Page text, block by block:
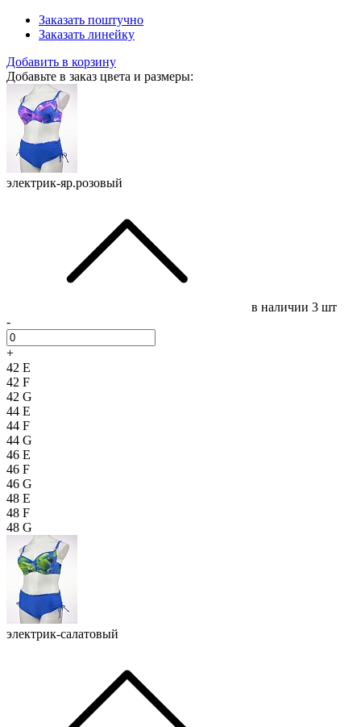
Заказать поштучно
Заказать линейку
Добавить в корзину
Добавьте в заказ цвета и размеры:
электрик-яр.розовый
в наличии 3 шт
-
+
42 E
42 F
42 G
44 E
44 F
44 G
46 E
46 F
46 G
48 E
48 F
48 G
электрик-салатовый